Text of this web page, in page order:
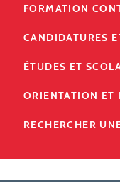
FORMATION
CANDIDATURES
ÉTUDES ET
ORIENTATION ET
RECHERCHER